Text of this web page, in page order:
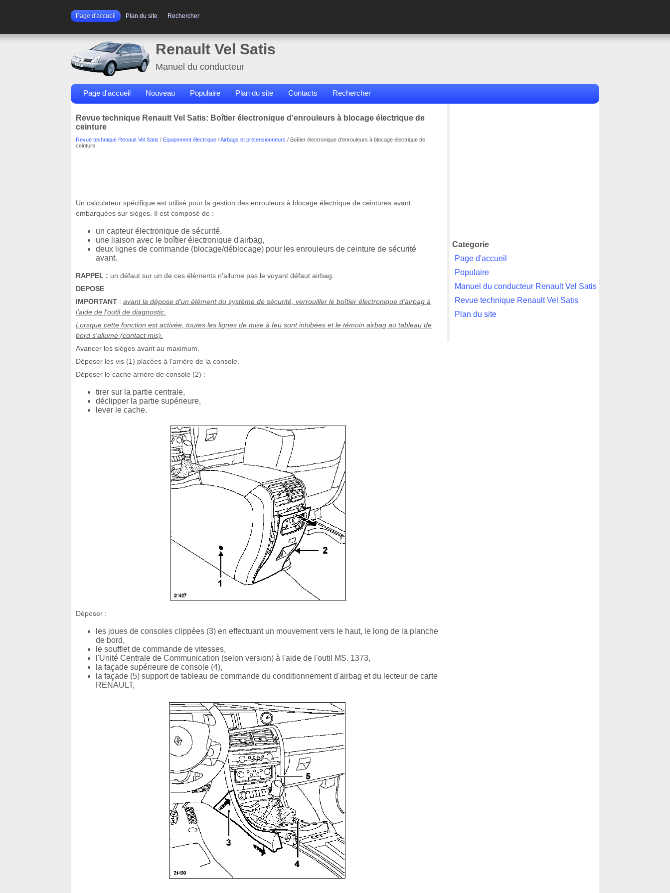
Page d'accueil Plan du site Rechercher
Renault Vel Satis
Manuel du conducteur
Page d'accueil Nouveau Populaire Plan du site Contacts Rechercher
Revue technique Renault Vel Satis: Boîtier électronique d'enrouleurs à blocage électrique de
ceinture
Revue technique Renault Vel Satis / Equipement électrique /Airbags et pretensionneurs / Boîtier électronique d'enrouleurs à blocage électrique de
ceinture
Un calculateur spécifique est utilisé pour la gestion des enrouleurs à blocage électrique de ceintures avant
embarquées sur sièges. Il est composé de :
un capteur électronique de sécurité,
une liaison avec le boîtier électronique d'airbag,
deux lignes de commande (blocage/déblocage) pour les enrouleurs de ceinture de sécurité
avant.
RAPPEL : un défaut sur un de ces éléments n'allume pas le voyant défaut airbag.
DEPOSE
IMPORTANT : avant la dépose d'un élément du système de sécurité, verrouiller le boîtier électronique d'airbag à
l'aide de l'outil de diagnostic.
Lorsque cette fonction est activée, toutes les lignes de mise à feu sont inhibées et le témoin airbag au tableau de
bord s'allume (contact mis).
Avancer les sièges avant au maximum.
Déposer les vis (1) placées à l'arrière de la console.
Déposer le cache arrière de console (2) :
tirer sur la partie centrale,
déclipper la partie supérieure,
lever le cache.
Déposer :
les joues de consoles clippées (3) en effectuant un mouvement vers le haut, le long de la planche
de bord,
le soufflet de commande de vitesses,
l'Unité Centrale de Communication (selon version) à l'aide de l'outil MS. 1373,
la façade supérieure de console (4),
la façade (5) support de tableau de commande du conditionnement d'airbag et du lecteur de carte
RENAULT,
Categorie
Page d'accueil
Populaire
Manuel du conducteur Renault Vel Satis
Revue technique Renault Vel Satis
Plan du site